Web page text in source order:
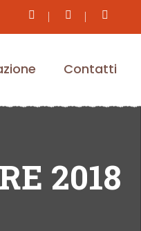
Contatti
2018